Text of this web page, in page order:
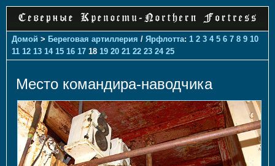
Домой > Береговая артиллерия / Ярфлотта: 1 2 3 4 5 6 7 8 9 10
11 12 13 14 15 16 17 18 19 20 21 22 23 24 25
Место командира-наводчика